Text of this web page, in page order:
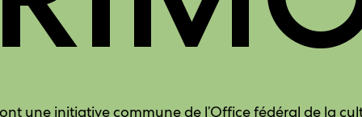
une initiative commune de l’Office fédéral de la